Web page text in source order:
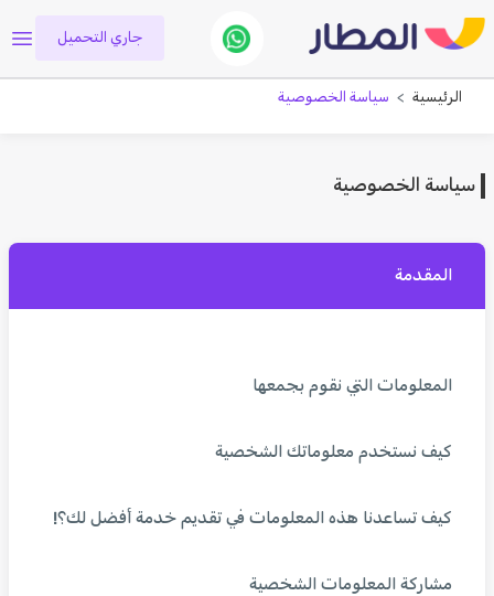
جاري التحميل
الرئيسية سياسة الخصوصية
سياسة الخصوصية
المقدمة
المعلومات التي نقوم بجمعها
كيف نستخدم معلوماتك الشخصية
كيف تساعدنا هذه المعلومات في تقديم خدمة أفضل لك؟!
مشاركة المعلومات الشخصية